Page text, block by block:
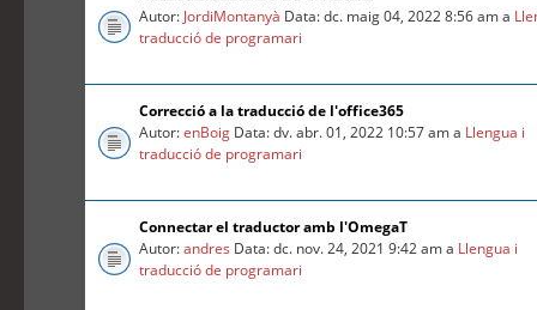
Autor: JordiMontanyà Data: dc. maig 04, 2022 8:56 am a
traducció de programari
Correcció a la traducció de l'office365
Autor:enBoig Data: dv. abr. 01, 2022 10:57 am a Llengua i
traducció de programari
Connectar el traductor amb l'OmegaT
Autor:andres Data: dc. nov. 24, 2021 9:42 am a Llengua i
traducció de programari